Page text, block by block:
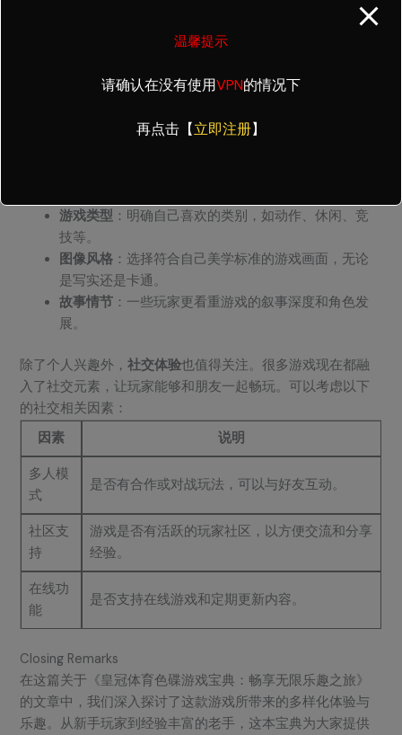
在选择游戏时，首先要考虑的是个人兴趣
游戏类型 ：明确自己喜欢的类别，如动作、休闲、竞
技等。
图像风格 ：选择符合自己美学标准的游戏画面，无论
是写实还是卡通。
故事情节 ：一些玩家更看重游戏的叙事深度和角色发
展。
除了个人兴趣外，社交体验也值得关注。很多游戏现在都融
入了社交元素，让玩家能够和朋友一起畅玩。可以考虑以下
的社交相关因素：
因素
说明
多人模
式
是否有合作或对战玩法，可以与好友互动。
社区支
持
游戏是否有活跃的玩家社区，以方便交流和分享
经验。
在线功
能
是否支持在线游戏和定期更新内容。
Closing Remarks
在这篇关于《皇冠体育色碟游戏宝典：畅享无限乐趣之旅》
的文章中，我们深入探讨了这款游戏所带来的多样化体验与
乐趣。从新手玩家到经验丰富的老手，这本宝典为大家提供
温馨提示
请确认在没有使用VPN的情况下
再点击【立即注册】